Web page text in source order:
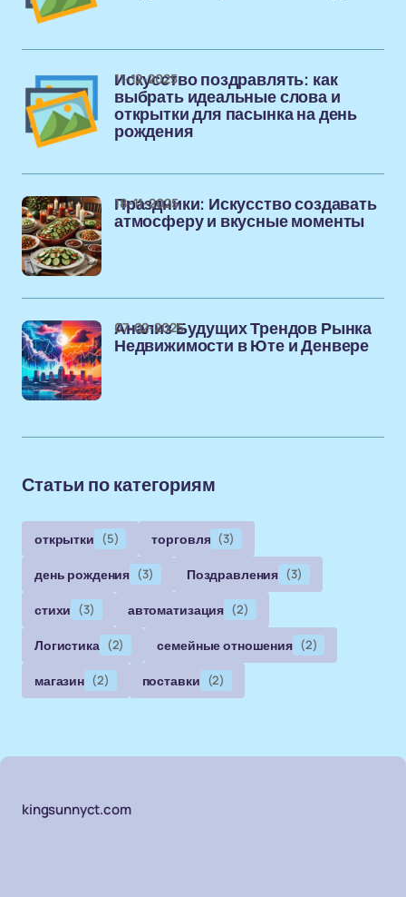
Искусство поздравлять: как
выбрать идеальные слова и
открытки для пасынка на день
рождения
11-12-2025
Праздники: Искусство создавать
атмосферу и вкусные моменты
18-11-2025
Анализ Будущих Трендов Рынка
Недвижимости в Юте и Денвере
07-02-2025
Статьи по категориям
открытки (5) торговля (3)
день рождения (3) Поздравления (3)
стихи (3) автоматизация (2)
Логистика (2) семейные отношения (2)
магазин (2) поставки (2)
kingsunnyct.com